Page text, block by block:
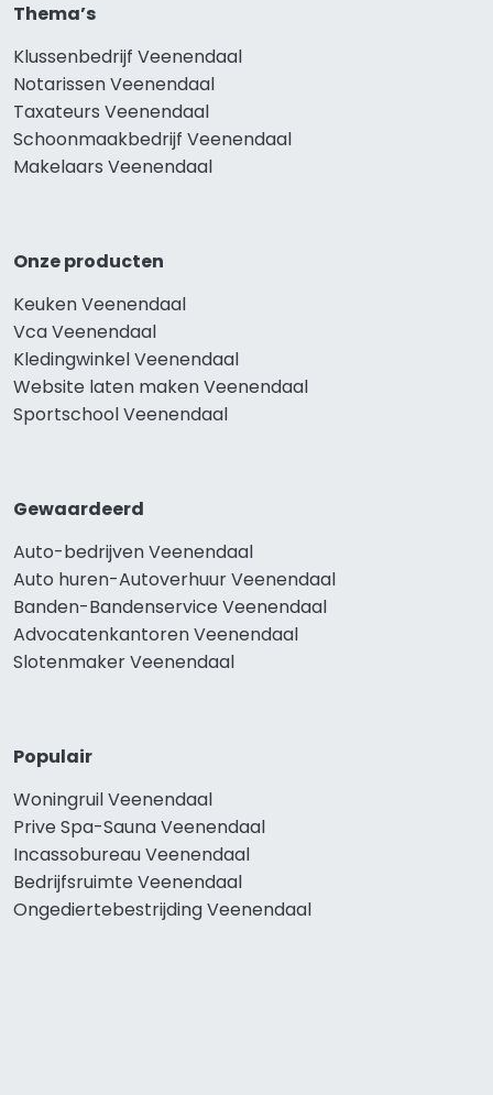
Thema’s
Klussenbedrijf Veenendaal
Notarissen Veenendaal
Taxateurs Veenendaal
Schoonmaakbedrijf Veenendaal
Makelaars Veenendaal
Onze producten
Keuken Veenendaal
Vca Veenendaal
Kledingwinkel Veenendaal
Website laten maken Veenendaal
Sportschool Veenendaal
Gewaardeerd
Auto-bedrijven Veenendaal
Auto huren-Autoverhuur Veenendaal
Banden-Bandenservice Veenendaal
Advocatenkantoren Veenendaal
Slotenmaker Veenendaal
Populair
Woningruil Veenendaal
Prive Spa-Sauna Veenendaal
Incassobureau Veenendaal
Bedrijfsruimte Veenendaal
Ongediertebestrijding Veenendaal